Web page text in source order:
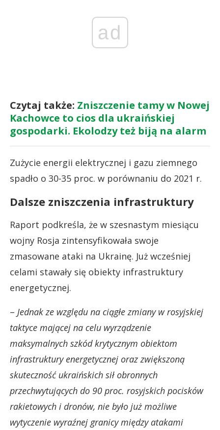
ad
Czytaj także: Zniszczenie tamy w Nowej
Kachowce to cios dla ukraińskiej
gospodarki. Ekolodzy też biją na alarm
Zużycie energii elektrycznej i gazu ziemnego
spadło o 30-35 proc. w porównaniu do 2021 r.
Dalsze zniszczenia infrastruktury
Raport podkreśla, że w szesnastym miesiącu
wojny Rosja zintensyfikowała swoje
zmasowane ataki na Ukrainę. Już wcześniej
celami stawały się obiekty infrastruktury
energetycznej.
– Jednak ze względu na ciągłe zmiany w rosyjskiej
taktyce mającej na celu wyrządzenie
maksymalnych szkód krytycznym obiektom
infrastruktury energetycznej oraz zwiększoną
skuteczność ukraińskich sił obronnych
przechwytujących do 90 proc. rosyjskich pocisków
rakietowych i dronów, nie było już możliwe
wytyczenie wyraźnej granicy między atakami